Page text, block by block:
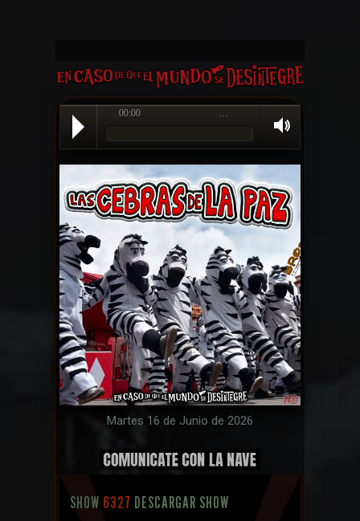
00:00 …
Martes 16 de Junio de 2026
SHOW 6327 DESCARGAR SHOW